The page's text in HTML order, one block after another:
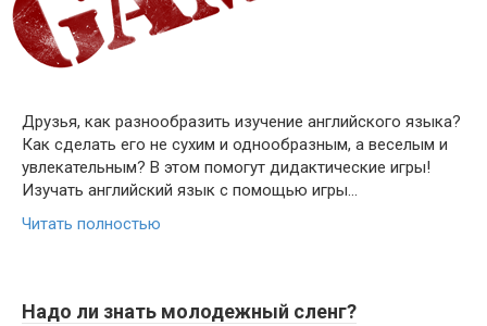
Друзья, как разнообразить изучение английского языка?
Как сделать его не сухим и однообразным, а веселым и
увлекательным? В этом помогут дидактические игры!
Изучать английский язык с помощью игры…
Читать полностью
Надо ли знать молодежный сленг?